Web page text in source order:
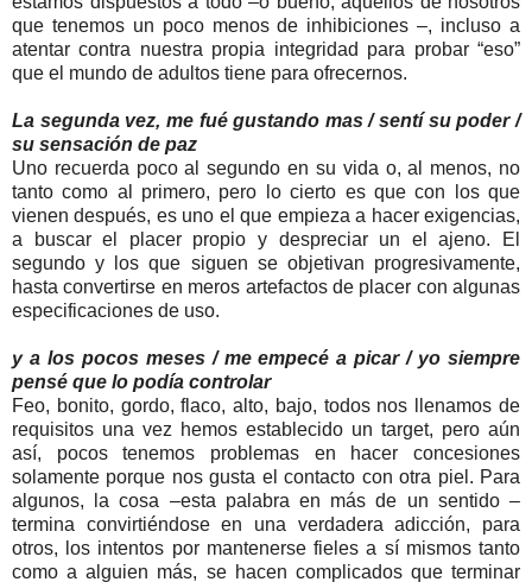
que tenemos un poco menos de inhibiciones –, incluso a
atentar contra nuestra propia integridad para probar “eso”
que el mundo de adultos tiene para ofrecernos.
La segunda vez, me fué gustando mas / sentí su poder /
su sensación de paz
Uno recuerda poco al segundo en su vida o, al menos, no
tanto como al primero, pero lo cierto es que con los que
vienen después, es uno el que empieza a hacer exigencias,
a buscar el placer propio y despreciar un el ajeno. El
segundo y los que siguen se objetivan progresivamente,
hasta convertirse en meros artefactos de placer con algunas
especificaciones de uso.
y a los pocos meses / me empecé a picar / yo siempre
pensé que lo podía controlar
Feo, bonito, gordo, flaco, alto, bajo, todos nos llenamos de
requisitos una vez hemos establecido un target, pero aún
así, pocos tenemos problemas en hacer concesiones
solamente porque nos gusta el contacto con otra piel. Para
algunos, la cosa –esta palabra en más de un sentido –
termina convirtiéndose en una verdadera adicción, para
otros, los intentos por mantenerse fieles a sí mismos tanto
como a alguien más, se hacen complicados que terminar